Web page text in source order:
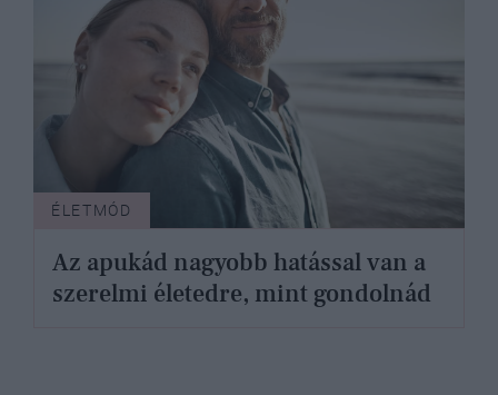
ÉLETMÓD
Az apukád nagyobb hatással van a
szerelmi életedre, mint gondolnád